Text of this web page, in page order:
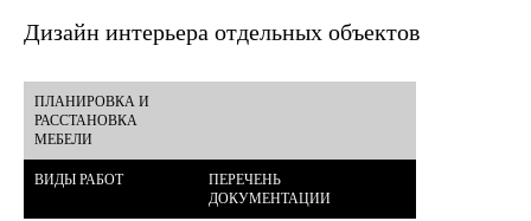
Дизайн интерьера отдельных объектов
ПЛАНИРОВКА И
РАССТАНОВКА
МЕБЕЛИ
ВИДЫ РАБОТ
ПЕРЕЧЕНЬ
ДОКУМЕНТАЦИИ